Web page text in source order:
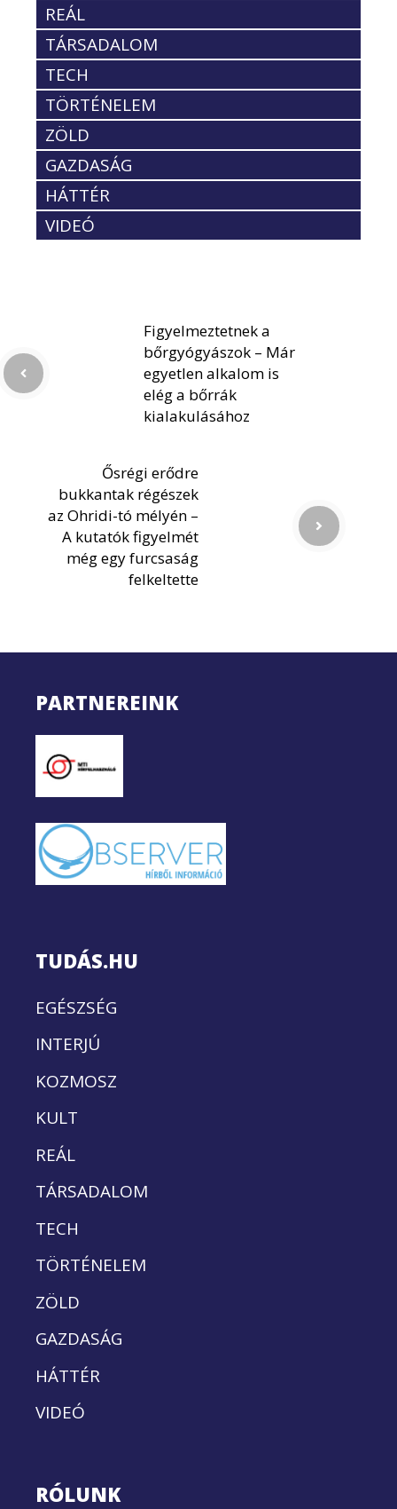
REÁL
TÁRSADALOM
TECH
TÖRTÉNELEM
ZÖLD
GAZDASÁG
HÁTTÉR
VIDEÓ
Figyelmeztetnek a
bőrgyógyászok – Már
egyetlen alkalom is
elég a bőrrák
kialakulásához
Ősrégi erődre
bukkantak régészek
az Ohridi-tó mélyén –
A kutatók figyelmét
még egy furcsaság
felkeltette
PARTNEREINK
TUDÁS.HU
EGÉSZSÉG
INTERJÚ
KOZMOSZ
KULT
REÁL
TÁRSADALOM
TECH
TÖRTÉNELEM
ZÖLD
GAZDASÁG
HÁTTÉR
VIDEÓ
RÓLUNK